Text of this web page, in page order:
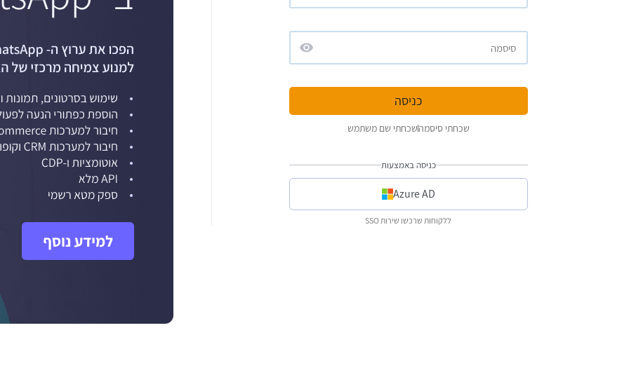
שכחתי סיסמהשכחתי שם משתמש
כניסה באמצעות
Azure AD
ללקוחות שרכשו שירות SSO